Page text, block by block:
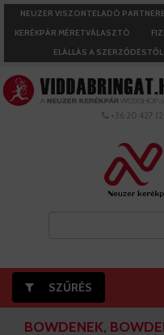
NEUZER VISZONTELADÓ
KERÉKPÁR MÉRETVÁLASZTÓ
ELÁLLÁS A SZERZŐDÉSTŐL
+36 20 427
SZŰRÉS
BOWDENEK,